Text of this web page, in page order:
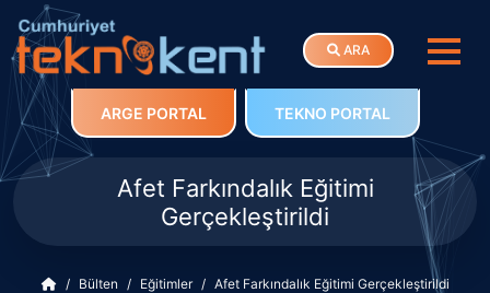
ARA
ARGE PORTAL TEKNO PORTAL
Afet Farkındalık Eğitimi
Gerçekleştirildi
Bülten Eğitimler Afet Farkındalık Eğitimi Gerçekleştirildi